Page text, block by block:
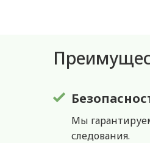
Мы
следования.